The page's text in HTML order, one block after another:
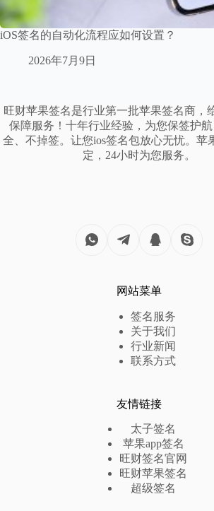
iOS签名的自动化流程应如何设置？
2026年7月9日
旺财苹果签名是行业第一批苹果签名商，
保障服务！十年行业经验，为您保签护
全、不掉签。让您ios签名包放心无忧。苹
定，24小时为您服务。
网站菜单
签名服务
关于我们
行业新闻
联系方式
友情链接
太子签名
苹果app签名
旺财签名官网
旺财苹果签名
超级签名